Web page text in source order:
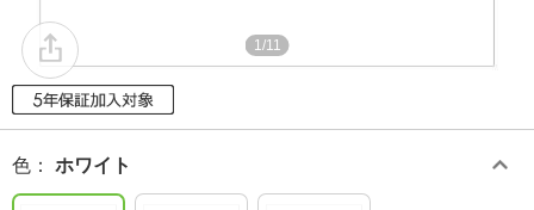
1/11
色 ： ホワイト